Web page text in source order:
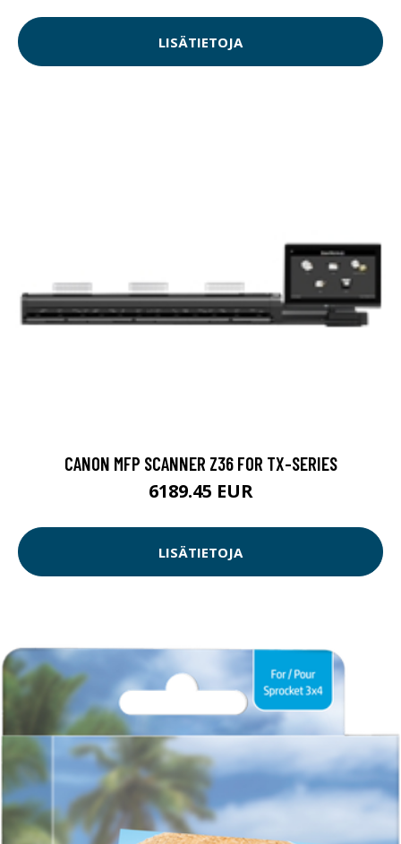
LISÄTIETOJA
CANON MFP SCANNER Z36 FOR TX-SERIES
6189.45 EUR
LISÄTIETOJA